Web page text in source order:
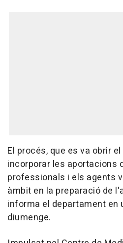
El procés, que es va obrir
incorporar les aportacions
professionals i els agents
àmbit en la preparació de
informa el departament en
diumenge.